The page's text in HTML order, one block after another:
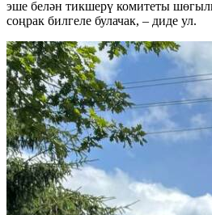
эше белән тикшерү комитеты
соңрак билгеле булачак, – диде ул.